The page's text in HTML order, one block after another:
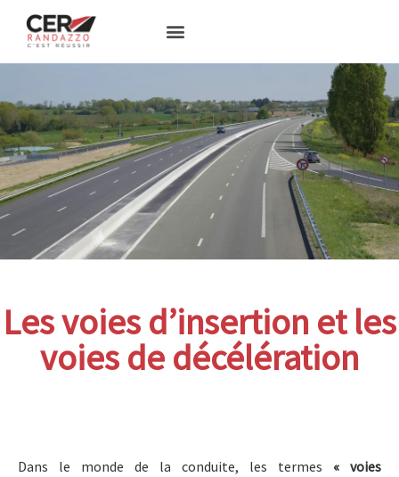
Les voies d’insertion et les
voies de décélération
Dans le monde de la conduite, les termes « voies